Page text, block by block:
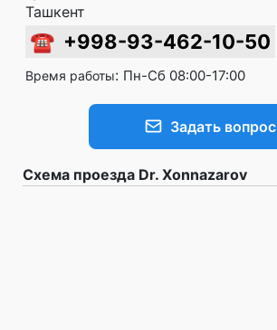
Ташкент
☎ +998-93-462-10-50
Время работы: Пн-Сб 08:00-17:00
Задать вопрос
Схема проезда Dr. Xonnazarov